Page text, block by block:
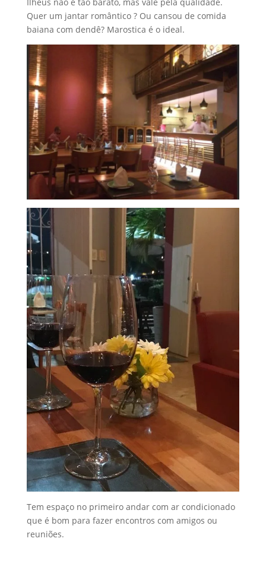
Tem espaço no primeiro andar com ar condicionado
que é bom para fazer encontros com amigos ou
reuniões.
como chegar: de ônibus qualquer linha que pare no
Centro(ponto do Hospital São José ou Terminal), aí